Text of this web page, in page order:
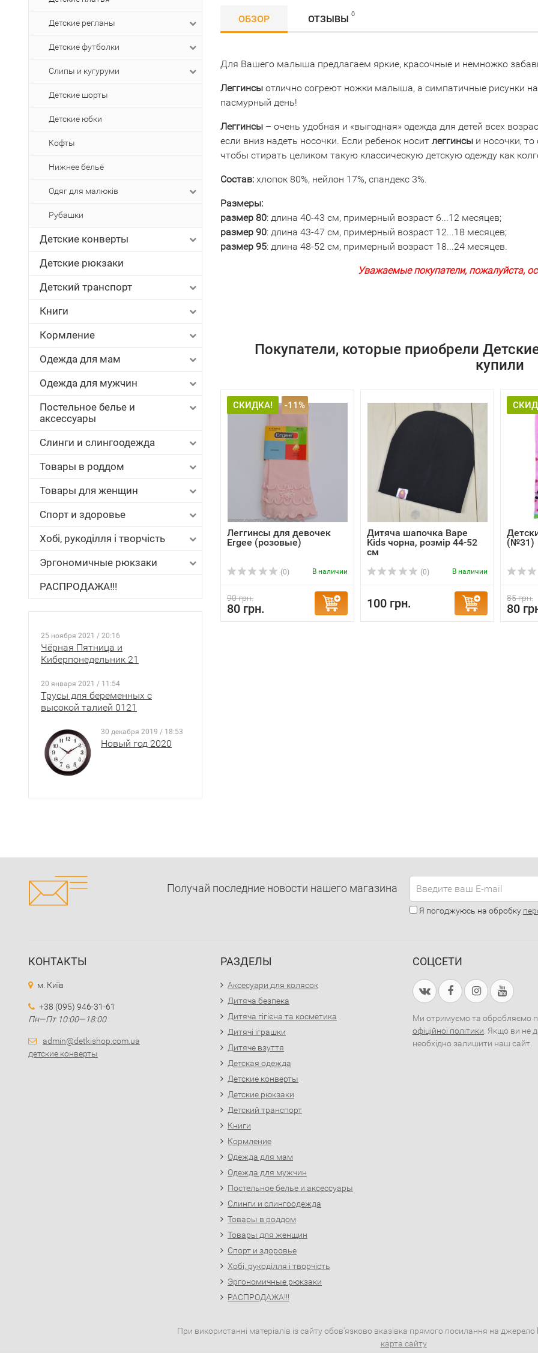
Детские регланы
Детские футболки
Слипы и кугуруми
Детские шорты
Детские юбки
Кофты
Нижнее бельё
Одяг для малюків
Рубашки
Детские конверты
Детские рюкзаки
Детский транспорт
Книги
Кормление
Одежда для мам
Одежда для мужчин
Постельное белье и
аксессуары
Слинги и слингоодежда
Товары в роддом
Товары для женщин
Спорт и здоровье
Хобі, рукоділля і творчість
Эргономичные рюкзаки
РАСПРОДАЖА!!!
25 ноября 2021 / 20:16
Чёрная Пятница и
Киберпонедельник 21
20 января 2021 / 11:54
Трусы для беременных с
высокой талией 0121
30 декабря 2019 / 18:53
Новый год 2020
ОБЗОР ОТЗЫВЫ 0
Для Вашего малыша предлагаем яркие, красочные и немножко
Леггинсы отлично согреют ножки малыша, а симпатичные рисунки
пасмурный день!
Леггинсы – очень удобная и «выгодная» одежда для детей всех
если вниз надеть носочки. Если ребенок носит леггинсы и носочки,
чтобы стирать целиком такую классическую детскую одежду как
Состав: хлопок 80%, нейлон 17%, спандекс 3%.
Размеры:
размер 80: длина 40-43 см, примерный возраст 6...12 месяцев;
размер 90: длина 43-47 см, примерный возраст 12...18 месяцев;
размер 95: длина 48-52 см, примерный возраст 18...24 месяцев.
Уважаемые покупатели, пожалуйста,
Покупатели, которые приобрели
купили
СКИДКА! -11%
Леггинсы для девочек
Ergee (розовые)
(0) В наличии
90 грн.
80 грн.
Дитяча шапочка Bape
Kids чорна, розмір 44-52
см
(0) В наличии
100 грн.
(№31)
85 грн.
80
Получай последние новости нашего магазина
Я погоджуюсь на обробку
КОНТАКТЫ
м. Київ
+38 (095) 946-31-61
Пн—Пт 10:00—18:00
admin@detkishop.com.ua
детские конверты
РАЗДЕЛЫ
Аксесуари для колясок
Дитяча безпека
Дитяча гігієна та косметика
Дитячі іграшки
Дитяче взуття
Детская одежда
Детские конверты
Детские рюкзаки
Детский транспорт
Книги
Кормление
Одежда для мам
Одежда для мужчин
Постельное белье и аксессуары
Слинги и слингоодежда
Товары в роддом
Товары для женщин
Спорт и здоровье
Хобі, рукоділля і творчість
Эргономичные рюкзаки
РАСПРОДАЖА!!!
СОЦСЕТИ
Ми отримуємо та обробляємо
офіційної політики . Якщо ви не
необхідно залишити наш сайт.
При використанні матеріалів із сайту обов'язково вказівка прямого посилання на
карта сайту